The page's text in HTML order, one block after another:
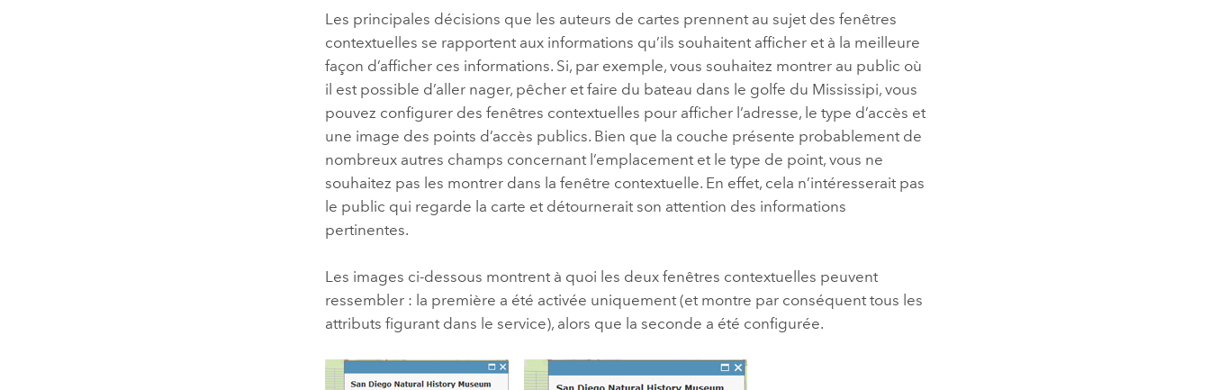
Les principales décisions que les auteurs de cartes prennent au sujet des fenêtres
contextuelles se rapportent aux informations qu’ils souhaitent afficher et à la meilleure
façon d’afficher ces informations. Si, par exemple, vous souhaitez montrer au public où
il est possible d’aller nager, pêcher et faire du bateau dans le golfe du Mississipi, vous
pouvez configurer des fenêtres contextuelles pour afficher l’adresse, le type d’accès et
une image des points d’accès publics. Bien que la couche présente probablement de
nombreux autres champs concernant l’emplacement et le type de point, vous ne
souhaitez pas les montrer dans la fenêtre contextuelle. En effet, cela n’intéresserait pas
le public qui regarde la carte et détournerait son attention des informations
pertinentes.
Les images ci-dessous montrent à quoi les deux fenêtres contextuelles peuvent
ressembler : la première a été activée uniquement (et montre par conséquent tous les
attributs figurant dans le service), alors que la seconde a été configurée.